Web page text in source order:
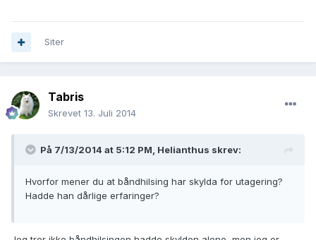
Siter
Tabris
Skrevet 13. Juli 2014
På 7/13/2014 at 5:12 PM, Helianthus skrev:
Hvorfor mener du at båndhilsing har skylda for utagering?
Hadde han dårlige erfaringer?